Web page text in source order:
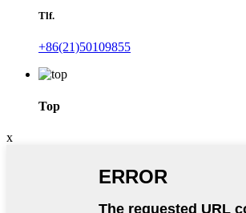
Tlf.
+86(21)50109855
Top
x